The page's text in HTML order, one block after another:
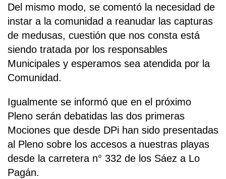
Del mismo modo, se comentó la necesidad de
instar a la comunidad a reanudar las capturas
de medusas, cuestión que nos consta está
siendo tratada por los responsables
Municipales y esperamos sea atendida por la
Comunidad.
Igualmente se informó que en el próximo
Pleno serán debatidas las dos primeras
Mociones que desde DPi han sido presentadas
al Pleno sobre los accesos a nuestras playas
desde la carretera n° 332 de los Sáez a Lo
Pagán.